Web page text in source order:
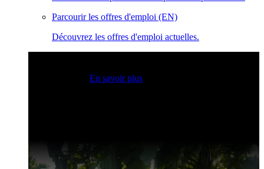
Parcourir les offres d'emploi (EN)
Découvrez les offres d'emploi actuelles.
En savoir plus